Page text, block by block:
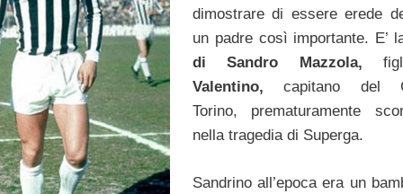
dimostrare di essere erede
un padre così importante. E’
di Sandro Mazzola,
Valentino,capitano del
Torino, prematuramente
nella tragedia di Superga.
Sandrino all’epoca era un